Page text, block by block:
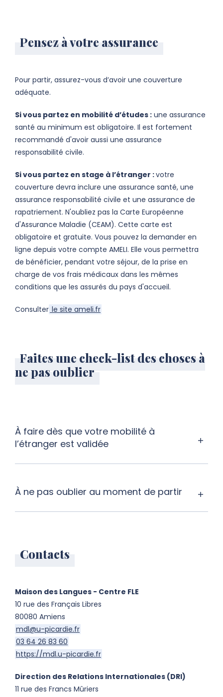
Pensez à votre assurance
Pour partir, assurez-vous d’avoir une couverture
adéquate.
Si vous partez en mobilité d’études : une assurance
santé au minimum est obligatoire. Il est fortement
recommandé d'avoir aussi une assurance
responsabilité civile.
Si vous partez en stage à l’étranger :votre
couverture devra inclure une assurance santé, une
assurance responsabilité civile et une assurance de
rapatriement. N'oubliez pas la Carte Européenne
d'Assurance Maladie (CEAM). Cette carte est
obligatoire et gratuite. Vous pouvez la demander en
ligne depuis votre compte AMELI. Elle vous permettra
de bénéficier, pendant votre séjour, de la prise en
charge de vos frais médicaux dans les mêmes
conditions que les assurés du pays d'accueil.
Consulter le site ameli.fr
Faites une check-list des choses à
ne pas oublier
À faire dès que votre mobilité à
l’étranger est validée
À ne pas oublier au moment de partir
Contacts
Maison des Langues - Centre FLE
10 rue des Français Libres
80080 Amiens
mdl@u-picardie.fr
03 64 26 83 60
https://mdl.u-picardie.fr
Direction des Relations Internationales (DRI)
11 rue des Francs Mûriers